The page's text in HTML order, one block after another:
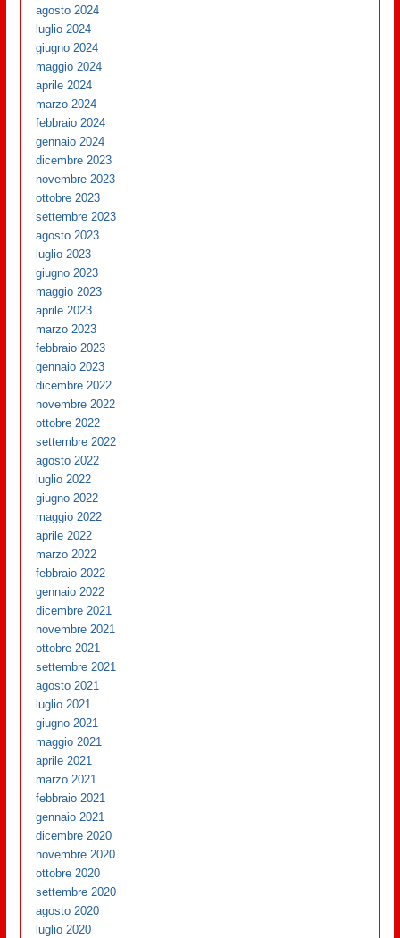
agosto 2024
luglio 2024
giugno 2024
maggio 2024
aprile 2024
marzo 2024
febbraio 2024
gennaio 2024
dicembre 2023
novembre 2023
ottobre 2023
settembre 2023
agosto 2023
luglio 2023
giugno 2023
maggio 2023
aprile 2023
marzo 2023
febbraio 2023
gennaio 2023
dicembre 2022
novembre 2022
ottobre 2022
settembre 2022
agosto 2022
luglio 2022
giugno 2022
maggio 2022
aprile 2022
marzo 2022
febbraio 2022
gennaio 2022
dicembre 2021
novembre 2021
ottobre 2021
settembre 2021
agosto 2021
luglio 2021
giugno 2021
maggio 2021
aprile 2021
marzo 2021
febbraio 2021
gennaio 2021
dicembre 2020
novembre 2020
ottobre 2020
settembre 2020
agosto 2020
luglio 2020